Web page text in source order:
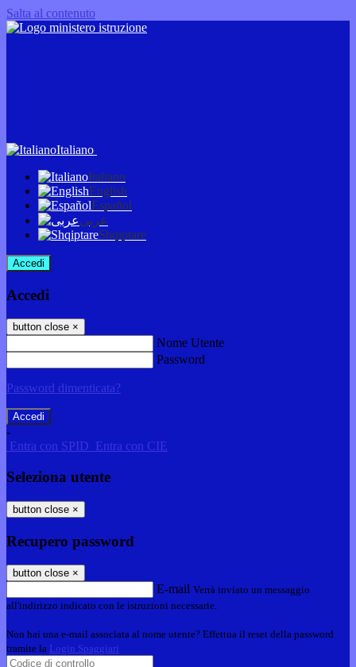
Salta al contenuto
Italiano
Italiano
English
Español
عربى
Shqiptare
Accedi
Accedi
button close ×
Nome Utente
Password
Password dimenticata?
-
Entra con SPID Entra con CIE
Seleziona utente
button close ×
Recupero password
button close ×
E-mail Verrà inviato un messaggio
all'indirizzo indicato con le istruzioni necessarie.
Non hai una e-mail associata al nome utente? Effettua il reset della password
tramite la Login Spaggiari